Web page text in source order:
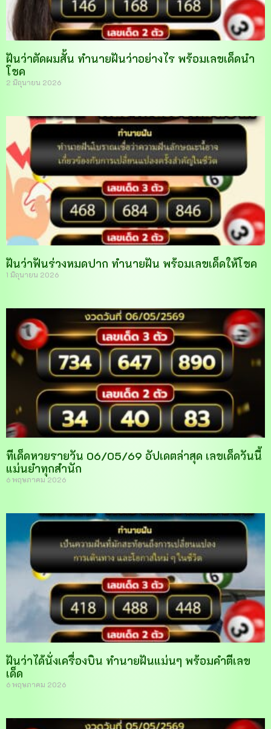
ฝันว่าตัดผมสั้น ทำนายฝันว่าอย่างไร พร้อมเลขเด็ดนำ
โชค
2 มิถุนายน 2026
ฝันว่าฟันร่วงหมดปาก ทำนายฝัน พร้อมเลขเด็ดให้โชค
1 มิถุนายน 2026
ทีเด็ดหวยรายวัน 06/05/69 อัปเดตล่าสุด เลขเด็ดวันนี้
แม่นยำทุกสำนัก
6 พฤษภาคม 2026
ฝันว่าได้นั่งเครื่องบิน ทำนายฝันแม่นๆ พร้อมคำตีเลข
เด็ด
6 พฤษภาคม 2026